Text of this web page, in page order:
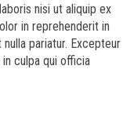
nisi ut aliquip ex
in reprehenderit in
pariatur. Excepteur
culpa qui officia